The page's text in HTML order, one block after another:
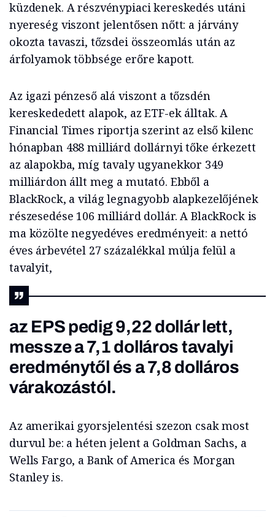
küzdenek. A részvénypiaci kereskedés utáni
nyereség viszont jelentősen nőtt: a járvány
okozta tavaszi, tőzsdei összeomlás után az
árfolyamok többsége erőre kapott.
Az igazi pénzeső alá viszont a tőzsdén
kereskededett alapok, az ETF-ek álltak. A
Financial Times riportja szerint az első kilenc
hónapban 488 milliárd dollárnyi tőke érkezett
az alapokba, míg tavaly ugyanekkor 349
milliárdon állt meg a mutató. Ebből a
BlackRock, a világ legnagyobb alapkezelőjének
részesedése 106 milliárd dollár. A BlackRock is
ma közölte negyedéves eredményeit: a nettó
éves árbevétel 27 százalékkal múlja felül a
tavalyit,
az EPS pedig 9,22 dollár lett,
messze a 7,1 dolláros tavalyi
eredménytől és a 7,8 dolláros
várakozástól.
Az amerikai gyorsjelentési szezon csak most
durvul be: a héten jelent a Goldman Sachs, a
Wells Fargo, a Bank of America és Morgan
Stanley is.